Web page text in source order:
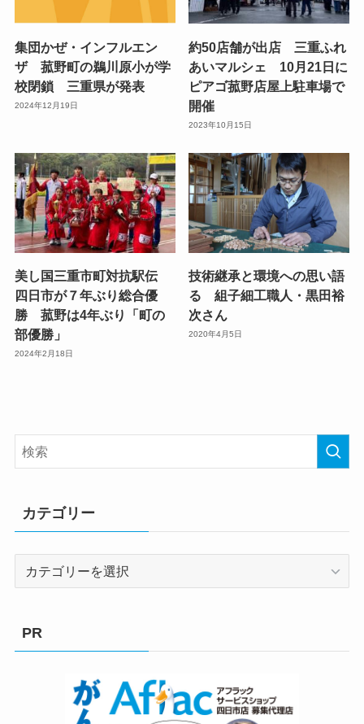
集団かぜ・インフルエン
ザ 菰野町の鵜川原小が学
校閉鎖 三重県が発表
2024年12月19日
約50店舗が出店 三重ふれ
あいマルシェ 10月21日に
ピアゴ菰野店屋上駐車場で
開催
2023年10月15日
美し国三重市町対抗駅伝
四日市が７年ぶり総合優
勝 菰野は4年ぶり「町の
部優勝」
2024年2月18日
技術継承と環境への思い語
る 組子細工職人・黒田裕
次さん
2020年4月5日
カテゴリー
PR